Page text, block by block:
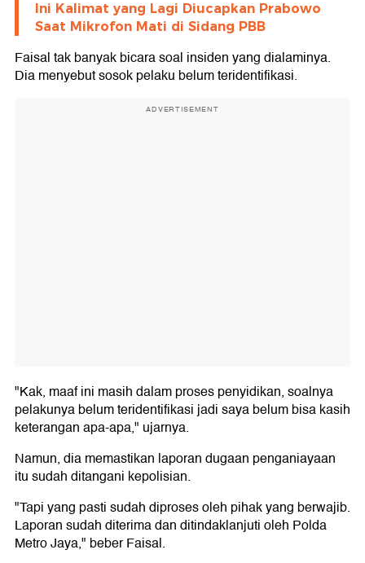
Ini Kalimat yang Lagi Diucapkan Prabowo
Saat Mikrofon Mati di Sidang PBB
Faisal tak banyak bicara soal insiden yang dialaminya.
Dia menyebut sosok pelaku belum teridentifikasi.
ADVERTISEMENT
"Kak, maaf ini masih dalam proses penyidikan, soalnya
pelakunya belum teridentifikasi jadi saya belum bisa kasih
keterangan apa-apa," ujarnya.
Namun, dia memastikan laporan dugaan penganiayaan
itu sudah ditangani kepolisian.
"Tapi yang pasti sudah diproses oleh pihak yang berwajib.
Laporan sudah diterima dan ditindaklanjuti oleh Polda
Metro Jaya," beber Faisal.